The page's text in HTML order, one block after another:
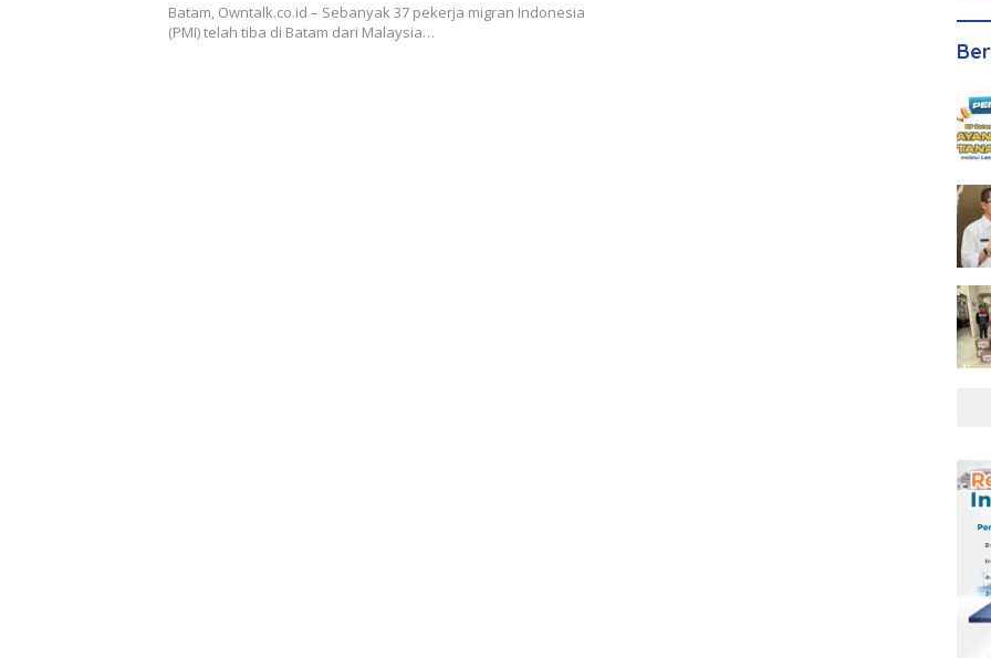
Batam, Owntalk.co.id – Sebanyak 37 pekerja migran Indonesia
(PMI) telah tiba di Batam dari Malaysia…